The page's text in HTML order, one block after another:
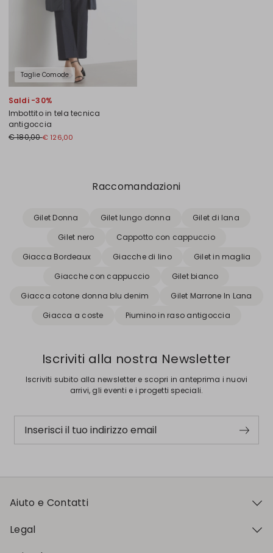
Taglie Comode
Saldi -30%
Imbottito in tela tecnica
antigoccia
€ 180,00€ 126,00
Raccomandazioni
Gilet Donna Gilet lungo donna
Gilet di lana
Gilet nero
Cappotto con cappuccio
Giacca Bordeaux
Giacche di lino
Gilet in maglia
Giacche con cappuccio
Gilet bianco
Giacca cotone donna blu denim
Gilet Marrone In Lana
Giacca a coste
Piumino in raso antigoccia
Iscriviti alla nostra Newsletter
Iscriviti subito alla newsletter e scopri in anteprima i nuovi
arrivi, gli eventi e i progetti speciali.
Inserisci il tuo indirizzo email
Aiuto e Contatti
Legal